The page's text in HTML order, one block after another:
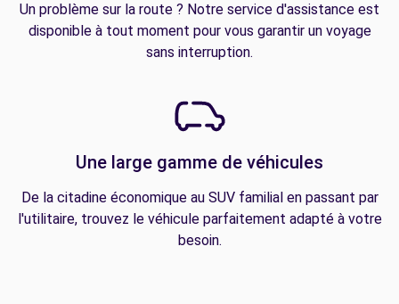
Un problème sur la route ? Notre service d'assistance est
disponible à tout moment pour vous garantir un voyage
sans interruption.
Une large gamme de véhicules
De la citadine économique au SUV familial en passant par
l'utilitaire, trouvez le véhicule parfaitement adapté à votre
besoin.